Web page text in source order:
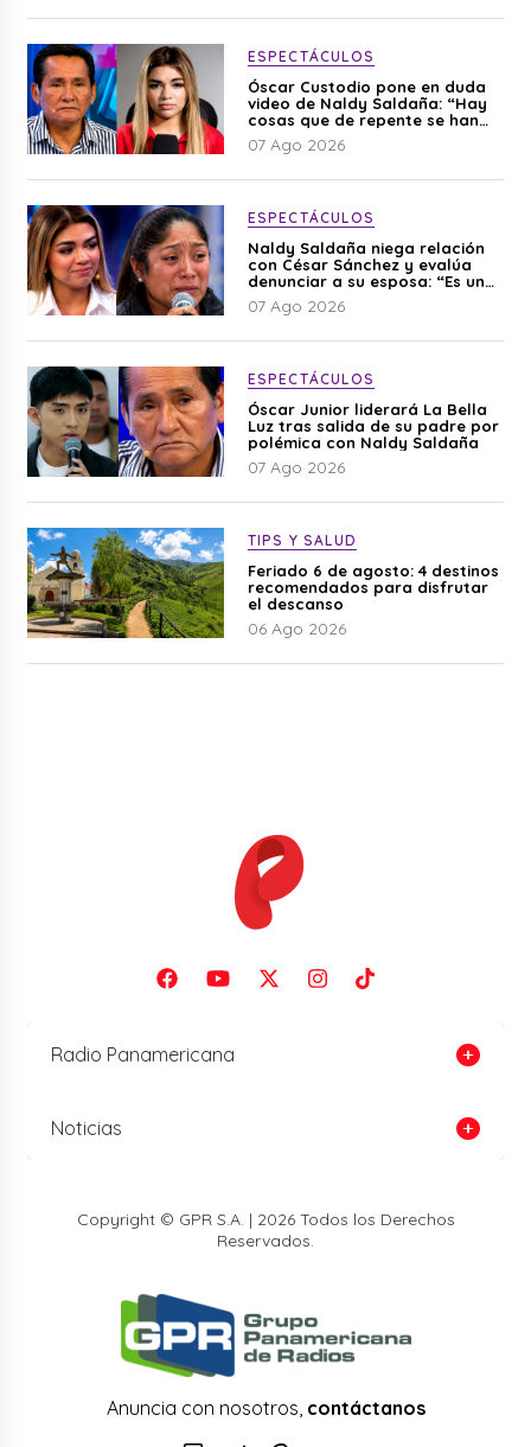
ESPECTÁCULOS
Óscar Custodio pone en duda
video de Naldy Saldaña: “Hay
cosas que de repente se han
editado”
07 Ago 2026
ESPECTÁCULOS
Naldy Saldaña niega relación
con César Sánchez y evalúa
denunciar a su esposa: “Es una
difamación”
07 Ago 2026
ESPECTÁCULOS
Óscar Junior liderará La Bella
Luz tras salida de su padre por
polémica con Naldy Saldaña
07 Ago 2026
TIPS Y SALUD
Feriado 6 de agosto: 4 destinos
recomendados para disfrutar
el descanso
06 Ago 2026
Radio Panamericana
Noticias
Copyright © GPR S.A. | 2026 Todos los Derechos
Reservados.
Anuncia con nosotros, contáctanos